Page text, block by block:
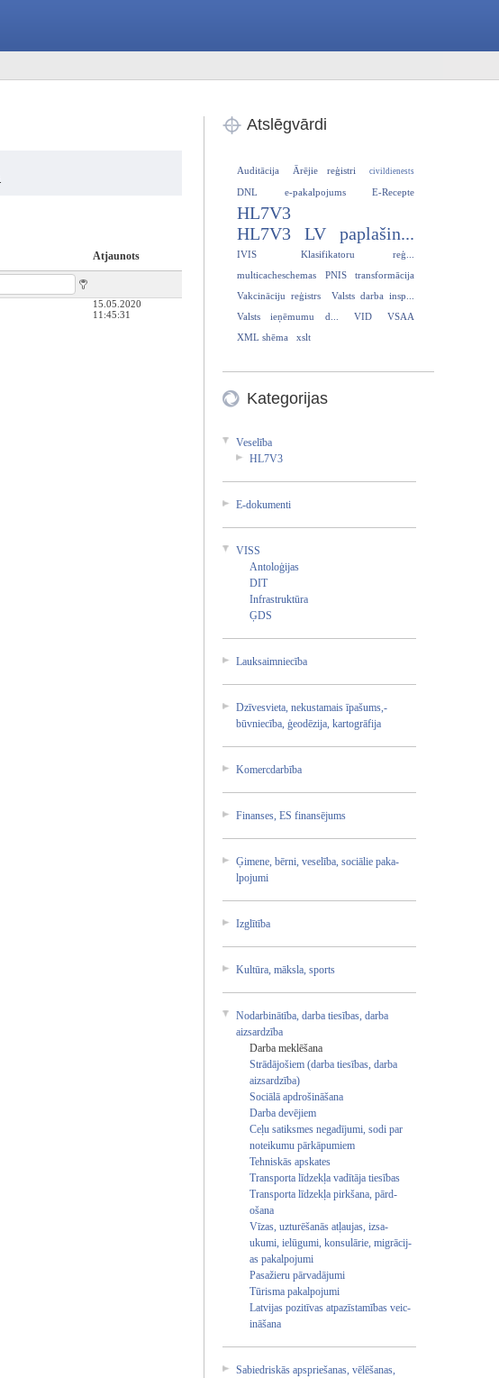
Atjaunots
15.05.2020
11:45:31
Atslēgvārdi
Auditācija Ārējie reģistri civildienests
DNL e-pakalpojums E-Recepte
HL7V3
HL7V3 LV paplašin...
IVIS
Klasifikatoru reģ...
multicacheschemas
PNIS
transformācija
Vakcināciju reģistrs
Valsts darba insp...
Valsts ieņēmumu d...
VID
VSAA
XML shēma
xslt
Kategorijas
Vese­lība­
HL7V­3
E-do­kume­nti
VISS
Anto­loģi­jas
DIT
Infr­astr­uktū­ra
ĢDS
Lauk­saim­niec­ība
Dzīv­esvi­eta,­ neku­stam­ais īpaš­ums,­
būvn­iecī­ba, ģeod­ēzij­a, kart­ogrā­fija­
Kome­rcda­rbīb­a
Fina­nses­, ES fina­nsēj­ums
Ģime­ne, bērn­i, vese­lība­, soci­ālie­ paka­
lpoj­umi
Izgl­ītīb­a
Kult­ūra,­ māks­la, spor­ts
Noda­rbin­ātīb­a, darb­a ties­ības­, darb­a
aizs­ardz­ība
Darb­a mekl­ēšan­a
Strā­dājo­šiem­ (dar­ba ties­ības­, darb­a
aizs­ardz­ība)­
Soci­ālā apdr­ošin­āšan­a
Darb­a devē­jiem­
Ceļu sati­ksme­s nega­dīju­mi, sodi par
note­ikum­u pārk­āpum­iem
Tehn­iskā­s apsk­ates­
Tran­spor­ta līdz­ekļa­ vadī­tāja­ ties­ības­
Tran­spor­ta līdz­ekļa­ pirk­šana­, pārd­
ošan­a
Vīza­s, uztu­rēša­nās atļa­ujas­, izsa­
ukum­i, ielū­gumi­, kons­ulār­ie, migr­ācij­
as paka­lpoj­umi
Pasa­žier­u pārv­adāj­umi
Tūri­sma paka­lpoj­umi
Latv­ijas­ pozi­tīva­s atpa­zīst­amīb­as veic­
ināš­ana
Sabi­edri­skās­ apsp­rieš­anas­, vēlē­šana­s,